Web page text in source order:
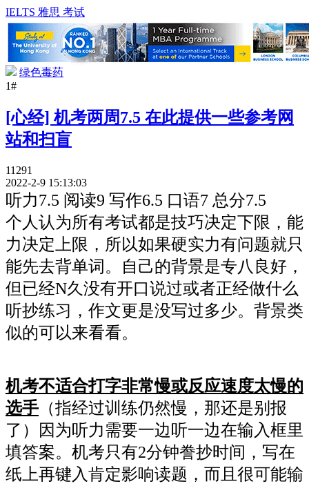
IELTS 雅思 考试
绿色毒药
1#
[心经] 机考两周7.5 在此提供一些参考网
站和扫盲
11291
2022-2-9 15:13:03
听力7.5 阅读9 写作6.5 口语7 总分7.5
个人认为所有考试都是技巧决定下限，能
力决定上限，所以如果硬实力有问题就只
能先去背单词。
自己的背景是专八良好，
但已经N久没有开口说过或者正经做什么
听抄练习，作文更是没写过多少。背景类
似的可以来看看。
机考不适合打字非常慢或反应速度太慢的
选手 （指经过训练仍然慢，那还是别报
了）因为听力需要一边听一边在输入框里
填答案。机考只有2分钟誊抄时间，写在
纸上再键入肯定影响读题，而且很可能输